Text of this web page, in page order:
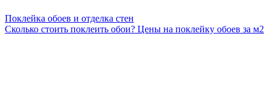
Поклейка обоев и отделка стен
Сколько стоить поклеить обои? Цены на поклейку обоев за м2